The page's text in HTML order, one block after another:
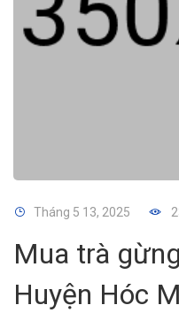
Tháng 5 13, 2025
Mua trà
Huyện Hóc